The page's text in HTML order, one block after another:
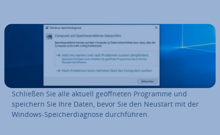
Schließen Sie alle aktuell ge­öff­ne­ten Programme und
speichern Sie Ihre Daten, bevor Sie den Neustart mit der
Windows-Spei­cher­dia­gno­se durch­füh­ren.